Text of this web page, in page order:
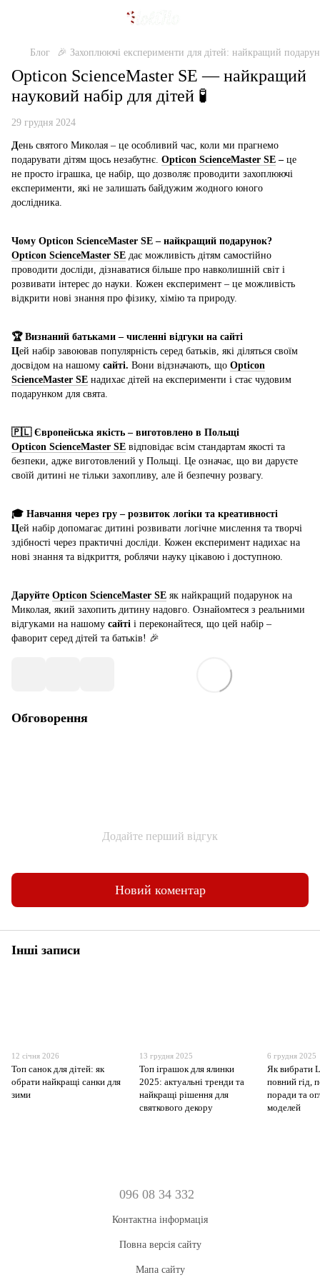
Блог 🎉 Захоплюючі експерименти для дітей: найкращий
Opticon ScienceMaster SE — найкращий
науковий набір для дітей 🧪
29 грудня 2024
День святого Миколая – це особливий час, коли ми прагнемо
подарувати дітям щось незабутнє. Opticon ScienceMaster SE – це
не просто іграшка, це набір, що дозволяє проводити захоплюючі
експерименти, які не залишать байдужим жодного юного
дослідника.
Чому Opticon ScienceMaster SE – найкращий подарунок?
Opticon ScienceMaster SE дає можливість дітям самостійно
проводити досліди, дізнаватися більше про навколишній світ і
розвивати інтерес до науки. Кожен експеримент – це можливість
відкрити нові знання про фізику, хімію та природу.
🏆 Визнаний батьками – численні відгуки на сайті
Цей набір завоював популярність серед батьків, які діляться своїм
досвідом на нашому сайті. Вони відзначають, що Opticon
ScienceMaster SE надихає дітей на експерименти і стає чудовим
подарунком для свята.
🇵🇱 Європейська якість – виготовлено в Польщі
Opticon ScienceMaster SE відповідає всім стандартам якості та
безпеки, адже виготовлений у Польщі. Це означає, що ви даруєте
своїй дитині не тільки захопливу, але й безпечну розвагу.
🎓 Навчання через гру – розвиток логіки та креативності
Цей набір допомагає дитині розвивати логічне мислення та творчі
здібності через практичні досліди. Кожен експеримент надихає на
нові знання та відкриття, роблячи науку цікавою і доступною.
Даруйте Opticon ScienceMaster SE як найкращий подарунок на
Миколая, який захопить дитину надовго. Ознайомтеся з реальними
відгуками на нашому сайті і переконайтеся, що цей набір –
фаворит серед дітей та батьків! 🎉
Обговорення
Додайте перший відгук
Новий коментар
Інші записи
12 січня 2026
Топ санок для дітей: як
обрати найкращі санки для
зими
13 грудня 2025
Топ іграшок для ялинки
2025: актуальні тренди та
найкращі рішення для
святкового декору
6 грудня 2025
Як вибрати
повний гід,
поради та
моделей
096 08 34 332
Контактна інформація
Повна версія сайту
Мапа сайту